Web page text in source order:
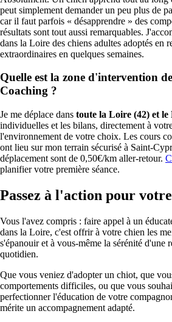
peut simplement demander un peu plus de
car il faut parfois « désapprendre » des
résultats sont tout aussi remarquables.
dans la Loire des chiens adultes adoptés en
extraordinaires en quelques semaines.
Quelle est la zone d'intervention
Coaching ?
Je me déplace dans toute la Loire (42) et le
individuelles et les bilans, directement à
l'environnement de votre choix. Les cours
ont lieu sur mon terrain sécurisé à Saint-
déplacement sont de 0,50€/km aller-retour.
planifier votre première séance.
Passez à l'action pour
Vous l'avez compris : faire appel à un
dans la Loire, c'est offrir à votre chien les
s'épanouir et à vous-même la sérénité d'une
quotidien.
Que vous veniez d'adopter un chiot, que
comportements difficiles, ou que vous
perfectionner l'éducation de votre
mérite un accompagnement adapté.